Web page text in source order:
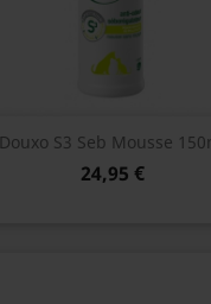
Douxo S3 Seb Mousse
24,95 €
 Vista rápida